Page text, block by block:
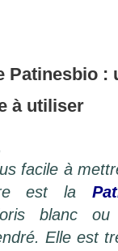
Patinesbio :
à utiliser
facile à
est la
blanc ou
Elle est